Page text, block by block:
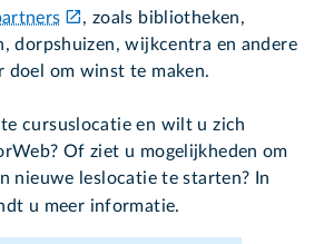
, zoals bibliotheken,
dorpshuizen, wijkcentra en andere
doel om winst te maken.
cursuslocatie en wilt u zich
Of ziet u mogelijkheden om
nieuwe leslocatie te starten? In
u meer informatie.